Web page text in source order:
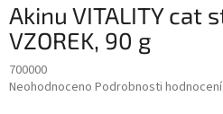
Akinu VITALITY cat
VZOREK, 90 g
700000
Průměrné
Neohodnoceno Podrobnosti hodnocení